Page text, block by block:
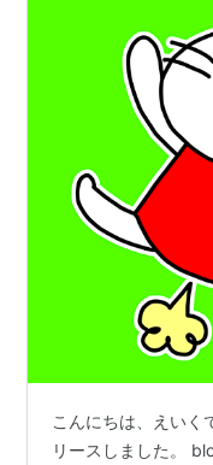
こんにちは、えいく
リースしました。